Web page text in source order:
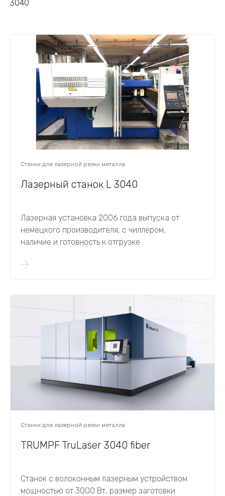
3040
Станки для лазерной резки металла
Лазерный станок L 3040
Лазерная установка 2006 года выпуска от
немецкого производителя, с чиллером,
наличие и готовность к отгрузке
Станки для лазерной резки металла
TRUMPF TruLaser 3040 fiber
Станок с волоконным лазерным устройством
мощностью от 3000 Вт, размер заготовки